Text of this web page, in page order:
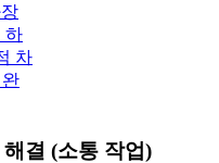
하
차
결 (소통 작업)